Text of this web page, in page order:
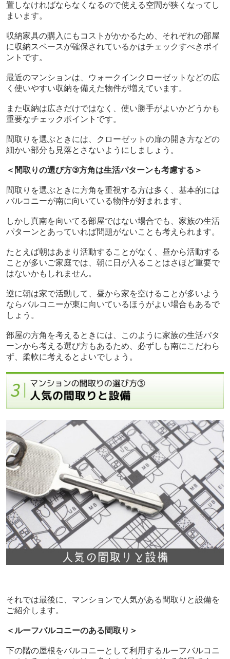
置しなければならなくなるので使える空間が狭くなってし
まいます。
収納家具の購入にもコストがかかるため、それぞれの部屋
に収納スペースが確保されているかはチェックすべきポイ
ントです。
最近のマンションは、ウォークインクローゼットなどの広
く使いやすい収納を備えた物件が増えています。
また収納は広さだけではなく、使い勝手がよいかどうかも
重要なチェックポイントです。
間取りを選ぶときには、クローゼットの扉の開き方などの
細かい部分も見落とさないようにしましょう。
＜間取りの選び方③方角は生活パターンも考慮する＞
間取りを選ぶときに方角を重視する方は多く、基本的には
バルコニーが南に向いている物件が好まれます。
しかし真南を向いてる部屋ではない場合でも、家族の生活
パターンとあっていれば問題がないことも考えられます。
たとえば朝はあまり活動することがなく、昼から活動する
ことが多いご家庭では、朝に日が入ることはさほど重要で
はないかもしれません。
逆に朝は家で活動して、昼から家を空けることが多いよう
ならバルコニーが東に向いているほうがよい場合もあるで
しょう。
部屋の方角を考えるときには、このように家族の生活パタ
ーンから考える選び方もあるため、必ずしも南にこだわら
ず、柔軟に考えるとよいでしょう。
それでは最後に、マンションで人気がある間取りと設備を
ご紹介します。
＜ルーフバルコニーのある間取り＞
下の階の屋根をバルコニーとして利用するルーフバルコニ